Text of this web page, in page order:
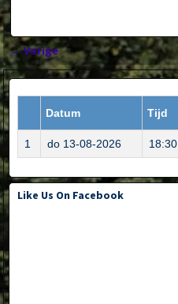
Bericht navigatie
←Vorige
Datum Tijd
1 do 13-08-2026 18:30
Like Us On Facebook